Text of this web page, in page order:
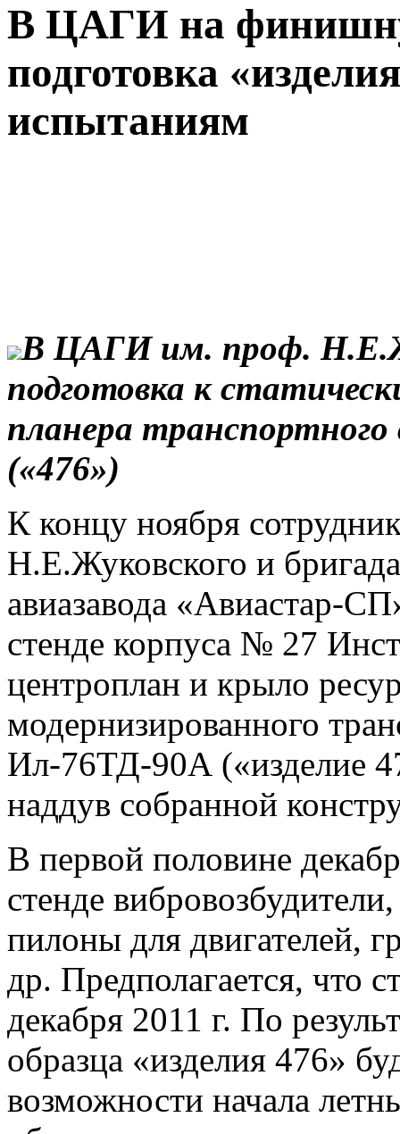
В ЦАГИ на
подготовка
испытаниям
В ЦАГИ им. проф.
подготовка к
планера
(«476»)
К концу ноября
Н.Е.Жуковского и
авиазавода «Авиастар-
стенде корпуса № 27
центроплан и крыло
модернизированного
Ил-76ТД-90А («изделие
наддув собранной
В первой половине
стенде
пилоны для двигателей,
др. Предполагается, что
декабря 2011 г. По
образца «изделия 476»
возможности начала